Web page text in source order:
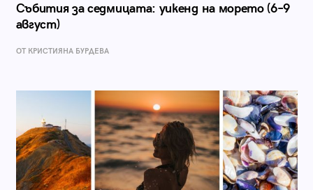
Събития за седмицата: уикенд на морето (6–9
август)
ОТ КРИСТИЯНА БУРДЕВА